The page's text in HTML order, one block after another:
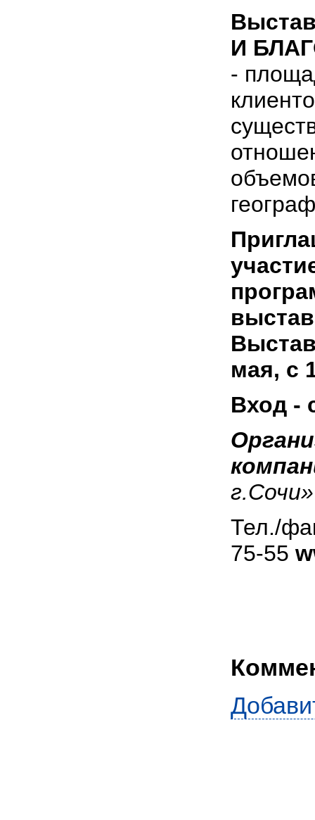
И
-
мая, с
Вход -
г.Сочи»
Тел./
75-55